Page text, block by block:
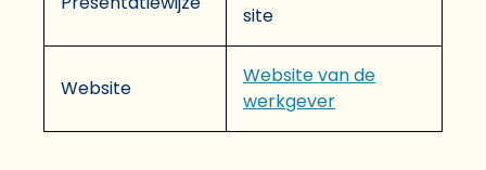
site
Website
Website van de
werkgever